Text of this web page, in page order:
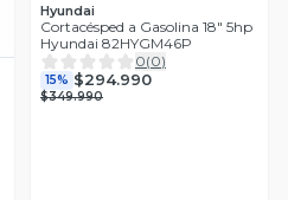
Hyundai
Cortacésped a Gasolina 18" 5hp
Hyundai 82HYGM46P
0(0)
15% $294.990
$349.990